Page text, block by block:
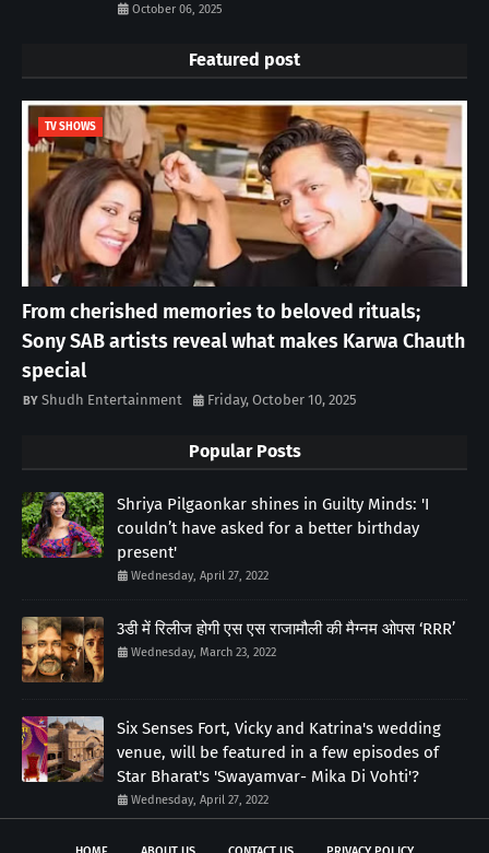
October 06, 2025
Featured post
TV SHOWS
From cherished memories to beloved rituals;
Sony SAB artists reveal what makes Karwa Chauth
special
Shudh Entertainment Friday, October 10, 2025
Popular Posts
Shriya Pilgaonkar shines in Guilty Minds: 'I
couldn’t have asked for a better birthday
present'
Wednesday, April 27, 2022
3डी में रिलीज होगी एस एस राजामौली की मैग्नम ओपस ‘RRR’
Wednesday, March 23, 2022
Six Senses Fort, Vicky and Katrina's wedding
venue, will be featured in a few episodes of
Star Bharat's 'Swayamvar- Mika Di Vohti'?
Wednesday, April 27, 2022